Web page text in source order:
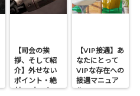
【司会の挨
拶、そして紹
介】外せない
ポイント・絶
対NGなこと
【VIP接遇】あ
なたにとって
VIPな存在への
接遇マニュア
ル